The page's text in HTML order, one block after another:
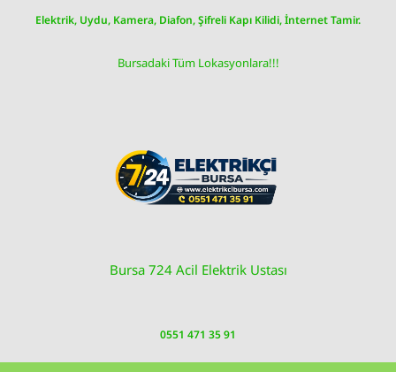
Elektrik, Uydu, Kamera, Diafon, Şifreli Kapı Kilidi, İnternet Tamir.
Bursadaki Tüm Lokasyonlara!!!
Bursa 724 Acil Elektrik Ustası
0551 471 35 91